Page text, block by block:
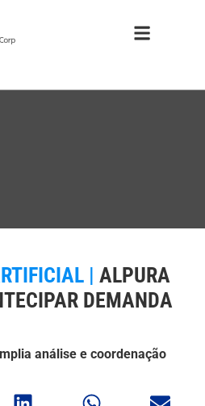
| ALPURA
DEMANDA
análise e coordenação